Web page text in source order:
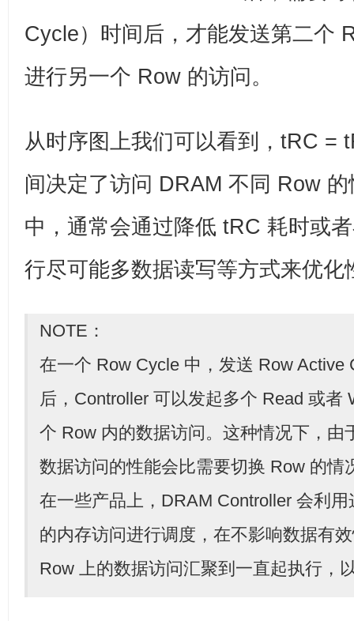
Cycle）时间后，才能发送第二个
进行另一个 Row 的访问。
从时序图上我们可以看到，tRC =
间决定了访问 DRAM 不同 Row
中，通常会通过降低 tRC 耗时或
行尽可能多数据读写等方式来优化
NOTE：
在一个 Row Cycle 中，发送 Row Active
后，Controller 可以发起多个 Read 或者
个 Row 内的数据访问。这种情况下，由
数据访问的性能会比需要切换 Row 的情
在一些产品上，DRAM Controller 会利
的内存访问进行调度，在不影响数据有
Row 上的数据访问汇聚到一直起执行，